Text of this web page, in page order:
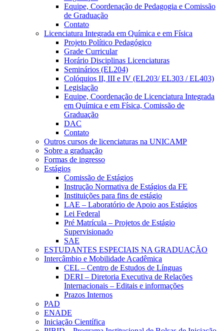
Equipe, Coordenação de Pedagogia e Comissão
de Graduação
Contato
Licenciatura Integrada em Química e em Física
Projeto Político Pedagógico
Grade Curricular
Horário Disciplinas Licenciaturas
Seminários (EL204)
Colóquios II, III e IV (EL203/ EL303 / EL403)
Legislação
Equipe, Coordenação de Licenciatura Integrada
em Química e em Física, Comissão de
Graduação
DAC
Contato
Outros cursos de licenciaturas na UNICAMP
Sobre a graduação
Formas de ingresso
Estágios
Comissão de Estágios
Instrução Normativa de Estágios da FE
Instituições para fins de estágio
LAE – Laboratório de Apoio aos Estágios
Lei Federal
Pré Matrícula – Projetos de Estágio
Supervisionado
SAE
ESTUDANTES ESPECIAIS NA GRADUAÇÃO
Intercâmbio e Mobilidade Acadêmica
CEL – Centro de Estudos de Línguas
DERI – Diretoria Executiva de Relações
Internacionais – Editais e informações
Prazos Internos
PAD
ENADE
Iniciação Científica